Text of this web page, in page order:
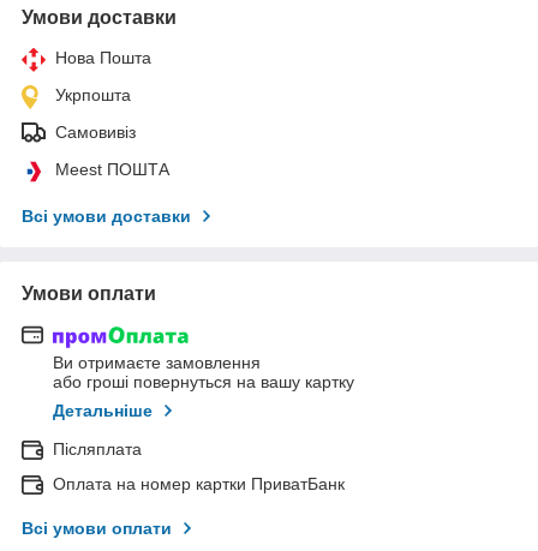
Умови доставки
Нова Пошта
Укрпошта
Самовивіз
Meest ПОШТА
Всі умови доставки
Умови оплати
Ви отримаєте замовлення
або гроші повернуться на вашу картку
Детальніше
Післяплата
Оплата на номер картки ПриватБанк
Всі умови оплати